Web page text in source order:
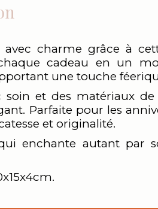
avec charme grâce à
cadeau en un
une touche
soin et des matériaux
Parfaite pour les
et originalité.
enchante autant par